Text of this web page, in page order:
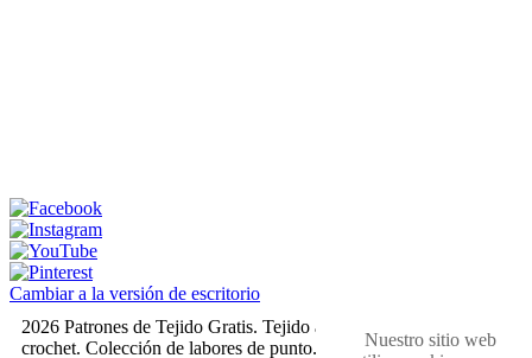
Cambiar a la versión de escritorio
2026 Patrones de Tejido Gratis. Tejido a dos agujas y
crochet. Colección de labores de punto. Muestras,Nuestro sitio web